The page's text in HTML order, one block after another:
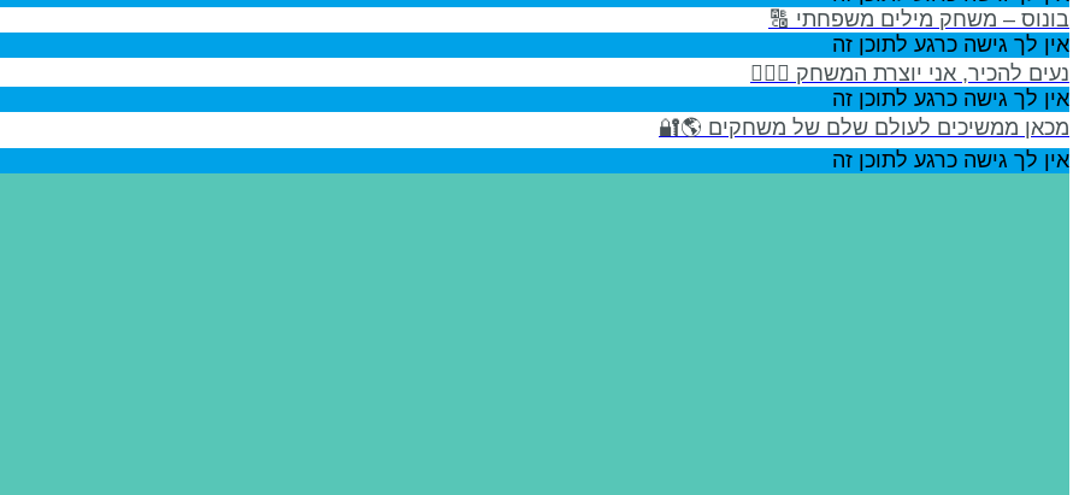
בונוס – משחק מילים משפחתי 🔠
אין לך גישה כרגע לתוכן זה
נעים להכיר, אני יוצרת המשחק 🙋🏻‍♀️
אין לך גישה כרגע לתוכן זה
מכאן ממשיכים לעולם שלם של משחקים 🌎🔐
אין לך גישה כרגע לתוכן זה